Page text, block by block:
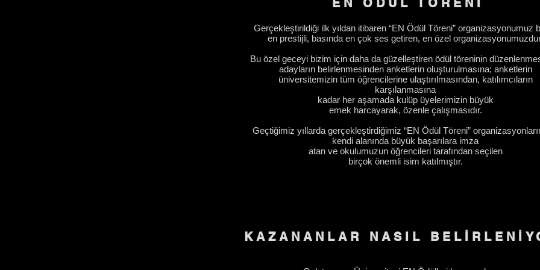
EN ÖDÜL TÖRENİ
Gerçekleştirildiği ilk yıldan itibaren “EN Ödül Töreni” organizasyonumuz
en prestijli, basında en çok ses getiren, en özel
Bu özel geceyi bizim için daha da güzelleştiren ödül töreninin
adayların belirlenmesinden anketlerin oluşturulmasına; anketlerin
üniversitemizin tüm öğrencilerine ulaştırılmasından, katılımcıların
karşılanmasına
kadar her aşamada kulüp üyelerimizin büyük
emek harcayarak, özenle çalışmasıdır.
Geçtiğimiz yıllarda gerçekleştirdiğimiz “EN Ödül Töreni”
kendi alanında büyük başarılara imza
atan ve okulumuzun öğrencileri tarafından seçilen
birçok önemli isim katılmıştır.
KAZANANLAR NASIL